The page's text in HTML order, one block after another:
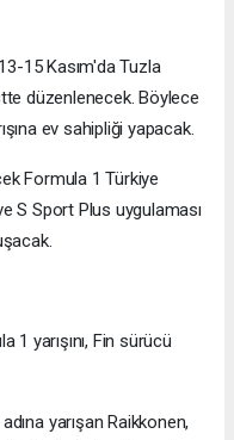
15 Kasım'da Tuzla
düzenlenecek. Böylece
ev sahipliği yapacak.
Formula 1 Türkiye
S Sport Plus uygulaması
yarışını, Fin sürücü
yarışan Raikkonen,